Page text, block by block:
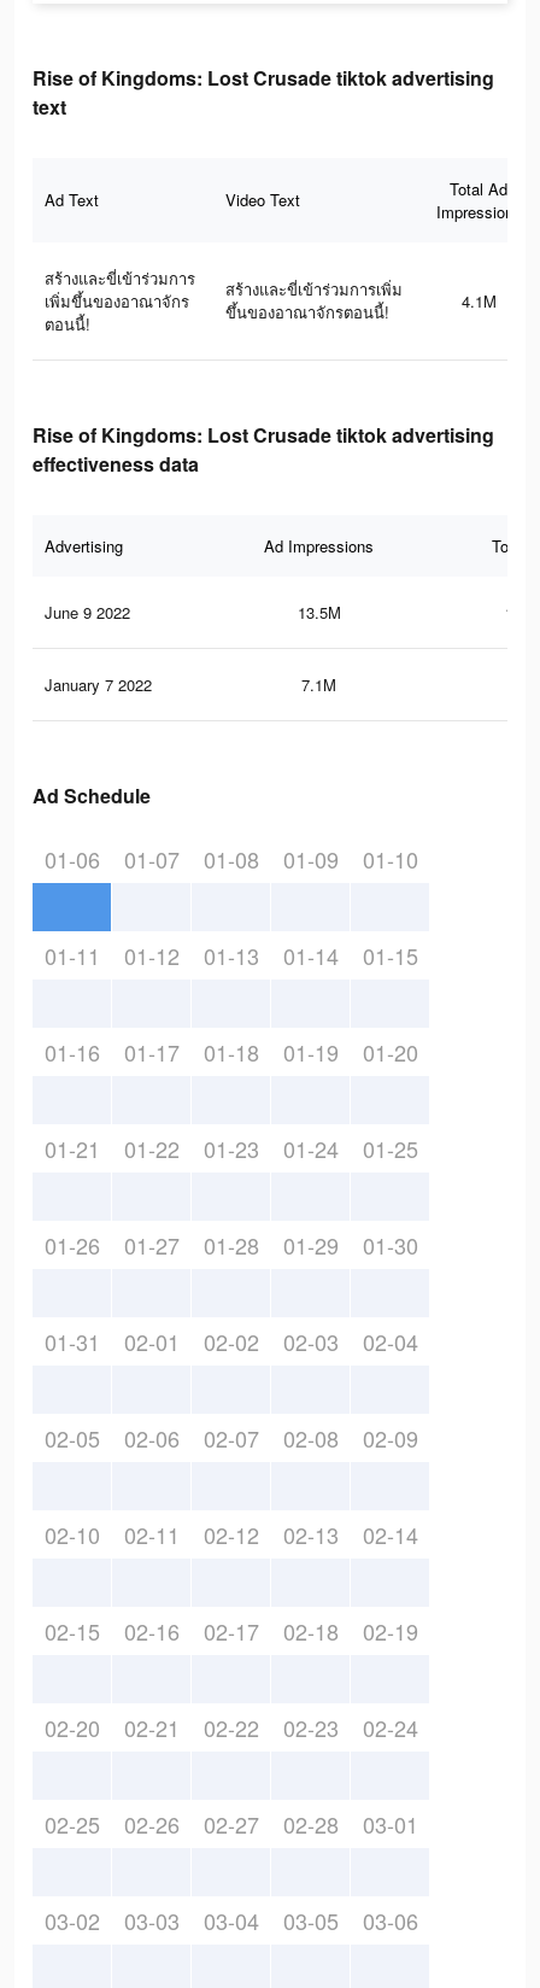
Rise of Kingdoms: Lost Crusade tiktok advertising
text
Ad Text Video Text
Total Ad
Impressions
สร้างและขี่เข้าร่วมการ
เพิ่มขึ้นของอาณาจักร
ตอนนี้!
สร้างและขี่เข้าร่วมการเพิ่ม
ขึ้นของอาณาจักรตอนนี้!
4.1M
Rise of Kingdoms: Lost Crusade tiktok advertising
effectiveness data
Advertising Ad Impressions Total
June 9 2022 13.5M
January 7 2022 7.1M
Ad Schedule
01-06 01-07 01-08 01-09 01-10
01-11 01-12 01-13 01-14 01-15
01-16 01-17 01-18 01-19 01-20
01-21 01-22 01-23 01-24 01-25
01-26 01-27 01-28 01-29 01-30
01-31 02-01 02-02 02-03 02-04
02-05 02-06 02-07 02-08 02-09
02-10 02-11 02-12 02-13 02-14
02-15 02-16 02-17 02-18 02-19
02-20 02-21 02-22 02-23 02-24
02-25 02-26 02-27 02-28 03-01
03-02 03-03 03-04 03-05 03-06